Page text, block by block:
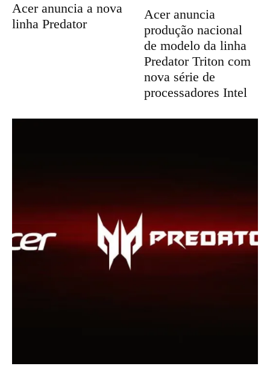
Acer anuncia a nova
linha Predator
Acer anuncia
produção nacional
de modelo da linha
Predator Triton com
nova série de
processadores Intel